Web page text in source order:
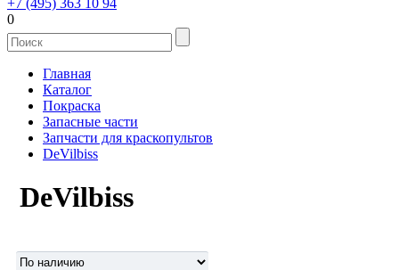
+7 (495) 363 10 94
0
Главная
Каталог
Покраска
Запасные части
Запчасти для краскопультов
DeVilbiss
DeVilbiss